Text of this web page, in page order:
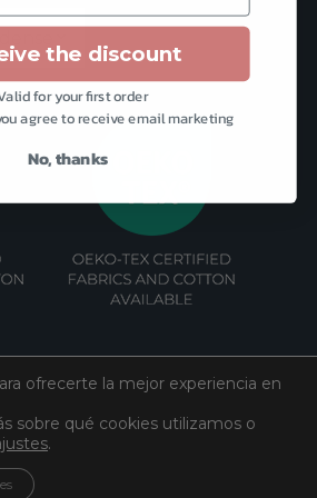
ofrecerte la mejor experiencia en
sobre qué cookies utilizamos o
.
the discount
for your first order
agree to receive email marketing
No, thanks